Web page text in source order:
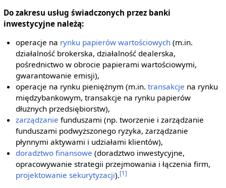
Do zakresu usług świadczonych przez banki
inwestycyjne należą:
operacje na rynku papierów wartościowych (m.in.
działalność brokerska, działalność dealerska,
pośrednictwo w obrocie papierami wartościowymi,
gwarantowanie emisji),
operacje na rynku pieniężnym (m.in.transakcje na rynku
międzybankowym, transakcje na rynku papierów
dłużnych przedsiębiorstw),
zarządzanie funduszami (np. tworzenie i zarządzanie
funduszami podwyższonego ryzyka, zarządzanie
płynnymi aktywami i udziałami klientów),
doradztwo finansowe (doradztwo inwestycyjne,
opracowywanie strategii przejmowania i łączenia firm,
projektowanie sekurytyzacji).[1]